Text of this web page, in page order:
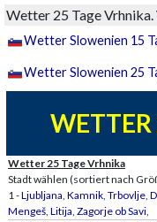
Wetter 25 Tage Vrhnika.
Wetter Slowenien 15
Wetter Slowenien 25
Wetter 25 Tage Vrhnika
Stadt wählen (sortiert nach
1 -Ljubljana, Kamnik, Trbovlje,
Mengeš, Litija, Zagorje ob Savi,